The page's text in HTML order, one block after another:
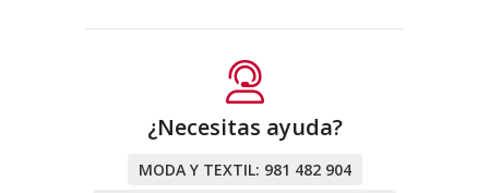
¿Necesitas ayuda?
MODA Y TEXTIL: 981 482 904